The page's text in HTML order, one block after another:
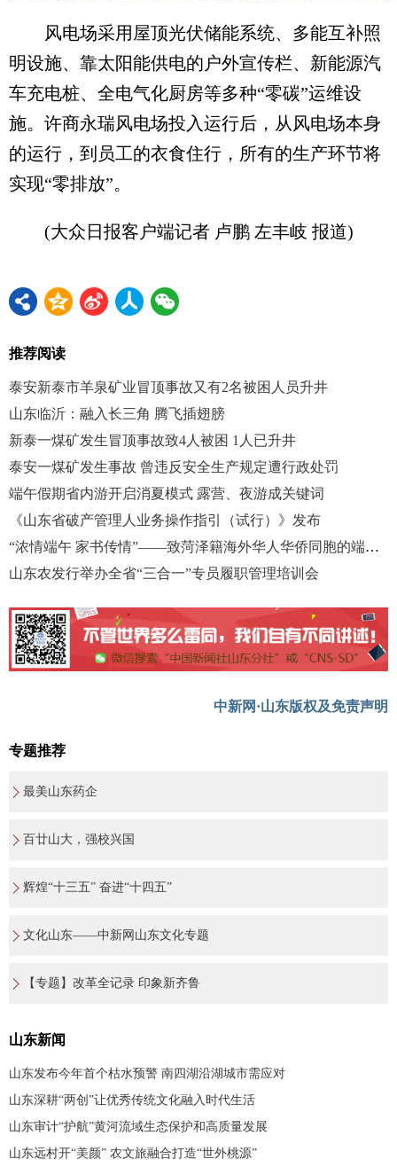
风电场采用屋顶光伏储能系统、多能互补照
明设施、靠太阳能供电的户外宣传栏、新能源汽
车充电桩、全电气化厨房等多种“零碳”运维设
施。许商永瑞风电场投入运行后，从风电场本身
的运行，到员工的衣食住行，所有的生产环节将
实现“零排放”。
(大众日报客户端记者 卢鹏 左丰岐 报道)
推荐阅读
泰安新泰市羊泉矿业冒顶事故又有2名被困人员升井
山东临沂：融入长三角 腾飞插翅膀
新泰一煤矿发生冒顶事故致4人被困 1人已升井
泰安一煤矿发生事故 曾违反安全生产规定遭行政处罚
端午假期省内游开启消夏模式 露营、夜游成关键词
《山东省破产管理人业务操作指引（试行）》发布
“浓情端午 家书传情”——致菏泽籍海外华人华侨同胞的端午家书
山东农发行举办全省“三合一”专员履职管理培训会
中新网·山东版权及免责声明
专题推荐
最美山东药企
百廿山大，强校兴国
辉煌“十三五” 奋进“十四五”
文化山东——中新网山东文化专题
【专题】改革全记录 印象新齐鲁
山东新闻
山东发布今年首个枯水预警 南四湖沿湖城市需应对
山东深耕“两创”让优秀传统文化融入时代生活
山东审计“护航”黄河流域生态保护和高质量发展
山东远村开“美颜” 农文旅融合打造“世外桃源”